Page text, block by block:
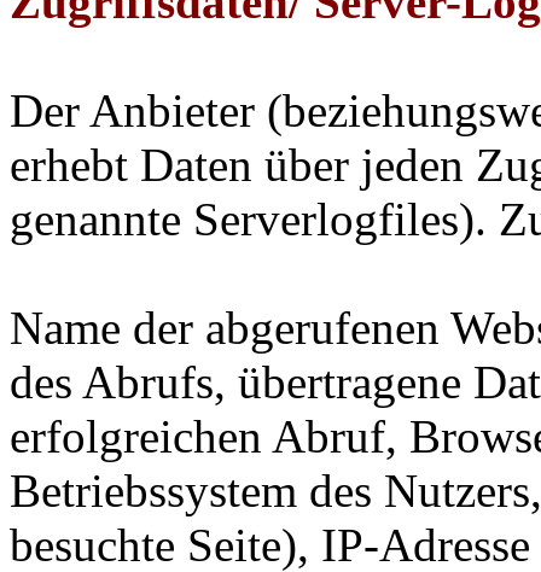
Der Anbieter
erhebt Daten über jeden
genannte Serverlogfiles).
Name der abgerufenen
des Abrufs, übertragene
erfolgreichen Abruf,
Betriebssystem des
besuchte Seite), IP-